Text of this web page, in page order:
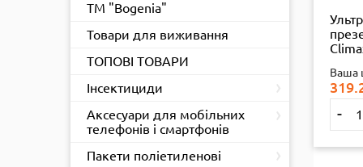
ТМ "Bogenia"
Товари для виживання
ТОПОВІ ТОВАРИ
Інсектициди
Аксесуари для мобільних
телефонів і смартфонів
Пакети поліетиленові
Ваша
-